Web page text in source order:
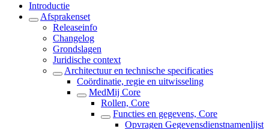
Introductie
Afsprakenset
Releaseinfo
Changelog
Grondslagen
Juridische context
Architectuur en technische specificaties
Coördinatie, regie en uitwisseling
MedMij Core
Rollen, Core
Functies en gegevens, Core
Opvragen Gegevensdienstnamenlijst